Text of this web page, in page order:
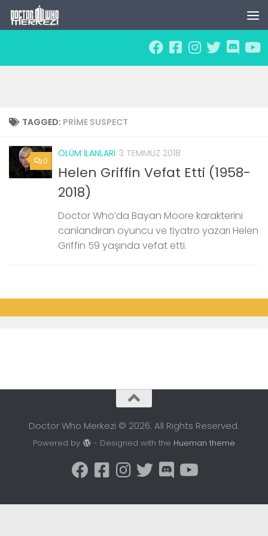
Skip to content
TAGGED: PRIME SUSPECT
0
ÖLÜM İLANLARI 3 TEMMUZ 2018
Helen Griffin Vefat Etti (1958-
2018)
Doctor Who’da Bayan Moore karakterini
canlandıran oyuncu ve tiyatro yazarı Helen
Griffin 59 yaşında vefat etti.
Doctor Who Merkezi © 2026. All Rights Reserved.
Powered by - Designed with the Hueman theme